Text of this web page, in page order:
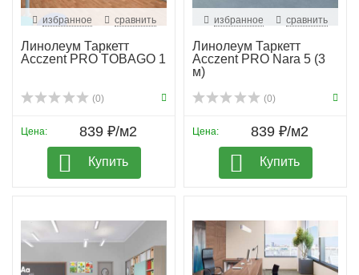
избранное сравнить
Линолеум Таркетт
Acczent PRO TOBAGO 1
(0)
Цена: 839 ₽/м2
Купить
избранное сравнить
Линолеум Таркетт
Acczent PRO Nara 5 (3
м)
(0)
Цена: 839 ₽/м2
Купить